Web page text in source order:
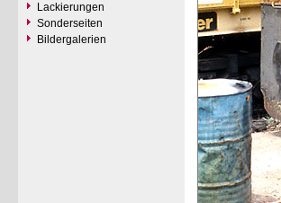
Lackierungen
Sonderseiten
Bildergalerien